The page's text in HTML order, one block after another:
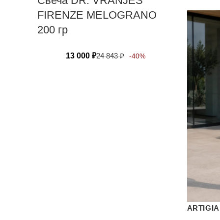
FIRENZE MELOGRANO
200 гр
13 000₽24 843₽ -40%